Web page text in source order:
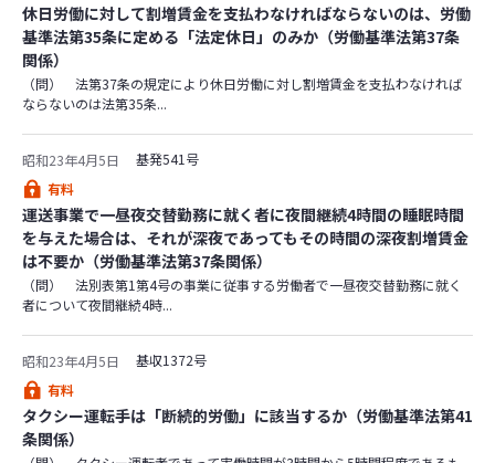
休日労働に対して割増賃金を支払わなければならないのは、労働
基準法第35条に定める「法定休日」のみか（労働基準法第37条
関係）
（問） 法第37条の規定により休日労働に対し割増賃金を支払わなければ
ならないのは法第35条...
昭和23年4月5日
基発541号
有料
運送事業で一昼夜交替勤務に就く者に夜間継続4時間の睡眠時間
を与えた場合は、それが深夜であってもその時間の深夜割増賃金
は不要か（労働基準法第37条関係）
（問） 法別表第1第4号の事業に従事する労働者で一昼夜交替勤務に就く
者について夜間継続4時...
昭和23年4月5日
基収1372号
有料
タクシー運転手は「断続的労働」に該当するか（労働基準法第41
条関係）